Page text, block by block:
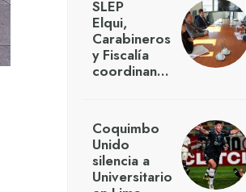
SLEP
Elqui,
Carabineros
y Fiscalía
coordinan…
Coquimbo
Unido
silencia a
Universitario